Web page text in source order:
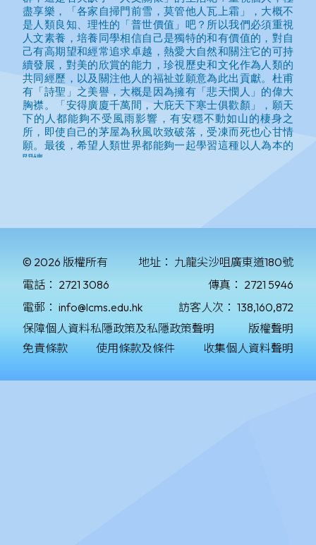
© 2026 版權所有 地址： 九龍尖沙咀廣東道180號
電話： 2721 3086 傳真： 2721 5946
電郵： info@lcms.edu.hk 訪客人次： 138,160,872
保障個人資料私隱政策及私隱政策聲明
版權聲明
免責條款
使用條款及條件 收集個人資料聲明